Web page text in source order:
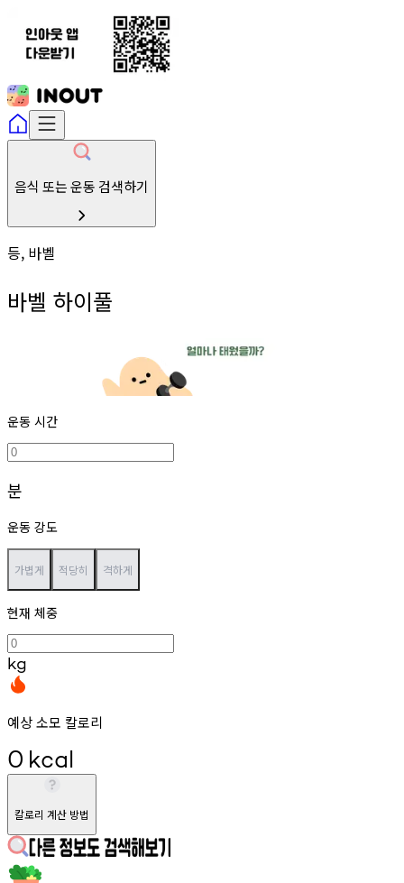
음식 또는 운동 검색하기
등, 바벨
바벨 하이풀
운동 시간
분
운동 강도
가볍게 적당히 격하게
현재 체중
kg
예상 소모 칼로리
0 kcal
칼로리 계산 방법